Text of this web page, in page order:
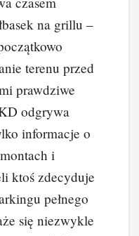
na grillu –
terenu przed
prawdziwe
odgrywa
informacje o
i
ktoś zdecyduje
pełnego
się niezwykle